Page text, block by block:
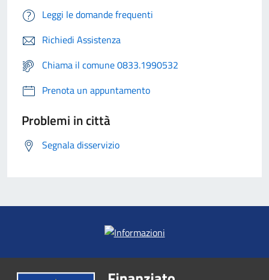
Leggi le domande frequenti
Richiedi Assistenza
Chiama il comune 0833.1990532
Prenota un appuntamento
Problemi in città
Segnala disservizio